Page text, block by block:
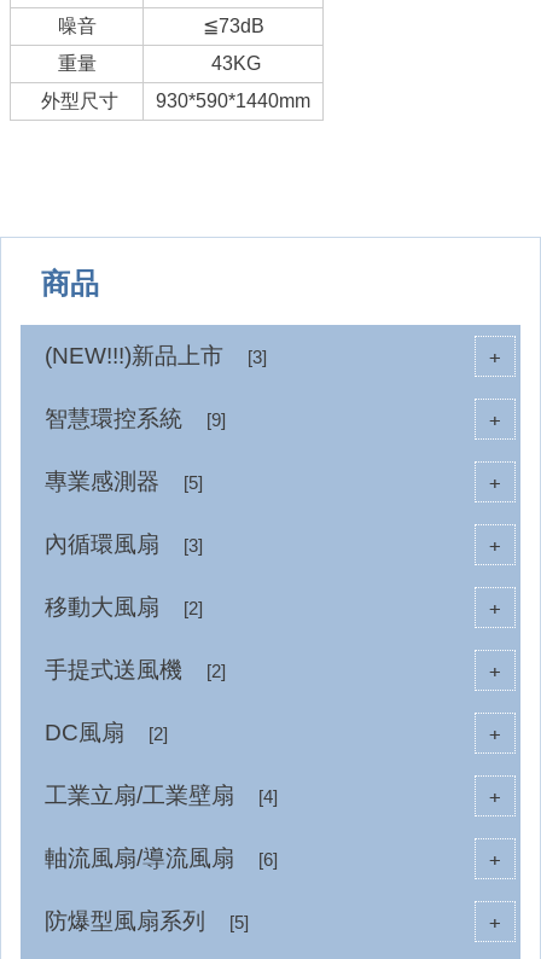
噪音
≦73dB
重量
43KG
外型尺寸
930*590*1440mm
商品
+
(NEW!!!)新品上市 [3]
+
智慧環控系統 [9]
+
專業感測器 [5]
+
內循環風扇 [3]
+
移動大風扇 [2]
+
手提式送風機 [2]
+
DC風扇 [2]
+
工業立扇/工業壁扇 [4]
+
軸流風扇/導流風扇 [6]
+
防爆型風扇系列 [5]